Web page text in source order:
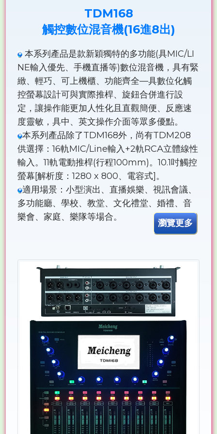
TDM168
觸控數位混音機(16進8出)
本系列產品是款新穎獨特的多功能(具MIC/LI
NE輸入優先、手機直播等)數位混音機，具有緊
緻、輕巧、可上機櫃、功能齊全—具數位化觸
控螢幕設計可與實際推桿、旋鈕合併進行設
定，讓操作能更加人性化且直觀簡便、反應速
度靈敏，具中、英文操作介面等眾多優點。
本系列產品除了TDM168外，尚有TDM208
供選擇：16軌MIC/Line輸入+2軌RCA立體線性
輸入。11軌電動推桿(行程100mm)。10.1吋觸控
螢幕[解析度：1280 x 800、電容式]。
適用場景：小型演出、直播娛樂、視訊會議、
多功能廳、學校、教堂、文化禮堂、婚禮、音
樂會、家庭、樂隊等場合。
瀏覽更多